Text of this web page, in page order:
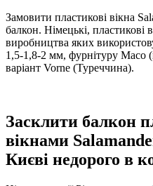
Замовити пластикові вікна
балкон. Німецькі, пластикові
виробництва яких
1,5-1,8-2 мм, фурнітуру Maco
варіант Vorne (Туреччина).
Засклити балкон
вікнами
Києві недорого в